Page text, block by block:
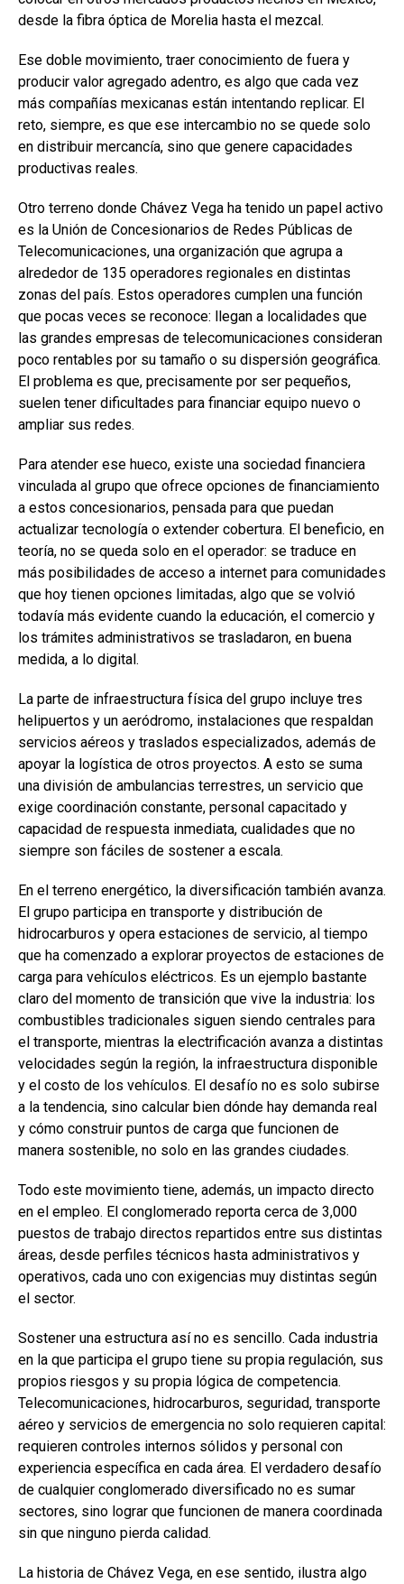
desde la fibra óptica de Morelia hasta el mezcal.
Ese doble movimiento, traer conocimiento de fuera y
producir valor agregado adentro, es algo que cada vez
más compañías mexicanas están intentando replicar. El
reto, siempre, es que ese intercambio no se quede solo
en distribuir mercancía, sino que genere capacidades
productivas reales.
Otro terreno donde Chávez Vega ha tenido un papel activo
es la Unión de Concesionarios de Redes Públicas de
Telecomunicaciones, una organización que agrupa a
alrededor de 135 operadores regionales en distintas
zonas del país. Estos operadores cumplen una función
que pocas veces se reconoce: llegan a localidades que
las grandes empresas de telecomunicaciones consideran
poco rentables por su tamaño o su dispersión geográfica.
El problema es que, precisamente por ser pequeños,
suelen tener dificultades para financiar equipo nuevo o
ampliar sus redes.
Para atender ese hueco, existe una sociedad financiera
vinculada al grupo que ofrece opciones de financiamiento
a estos concesionarios, pensada para que puedan
actualizar tecnología o extender cobertura. El beneficio, en
teoría, no se queda solo en el operador: se traduce en
más posibilidades de acceso a internet para comunidades
que hoy tienen opciones limitadas, algo que se volvió
todavía más evidente cuando la educación, el comercio y
los trámites administrativos se trasladaron, en buena
medida, a lo digital.
La parte de infraestructura física del grupo incluye tres
helipuertos y un aeródromo, instalaciones que respaldan
servicios aéreos y traslados especializados, además de
apoyar la logística de otros proyectos. A esto se suma
una división de ambulancias terrestres, un servicio que
exige coordinación constante, personal capacitado y
capacidad de respuesta inmediata, cualidades que no
siempre son fáciles de sostener a escala.
En el terreno energético, la diversificación también avanza.
El grupo participa en transporte y distribución de
hidrocarburos y opera estaciones de servicio, al tiempo
que ha comenzado a explorar proyectos de estaciones de
carga para vehículos eléctricos. Es un ejemplo bastante
claro del momento de transición que vive la industria: los
combustibles tradicionales siguen siendo centrales para
el transporte, mientras la electrificación avanza a distintas
velocidades según la región, la infraestructura disponible
y el costo de los vehículos. El desafío no es solo subirse
a la tendencia, sino calcular bien dónde hay demanda real
y cómo construir puntos de carga que funcionen de
manera sostenible, no solo en las grandes ciudades.
Todo este movimiento tiene, además, un impacto directo
en el empleo. El conglomerado reporta cerca de 3,000
puestos de trabajo directos repartidos entre sus distintas
áreas, desde perfiles técnicos hasta administrativos y
operativos, cada uno con exigencias muy distintas según
el sector.
Sostener una estructura así no es sencillo. Cada industria
en la que participa el grupo tiene su propia regulación, sus
propios riesgos y su propia lógica de competencia.
Telecomunicaciones, hidrocarburos, seguridad, transporte
aéreo y servicios de emergencia no solo requieren capital:
requieren controles internos sólidos y personal con
experiencia específica en cada área. El verdadero desafío
de cualquier conglomerado diversificado no es sumar
sectores, sino lograr que funcionen de manera coordinada
sin que ninguno pierda calidad.
La historia de Chávez Vega, en ese sentido, ilustra algo